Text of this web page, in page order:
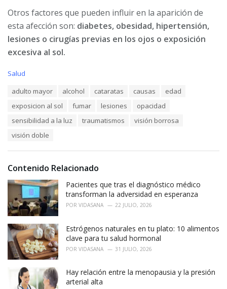
Otros factores que pueden influir en la aparición de
esta afección son: diabetes, obesidad, hipertensión,
lesiones o cirugías previas en los ojos o exposición
excesiva al sol.
C
:
Salud
adulto mayor alcohol cataratas causas
edad
exposicion al sol
fumar lesiones
opacidad
sensibilidad a la luz
traumatismos
visión borrosa
visión doble
Contenido Relacionado
Pacientes que tras el diagnóstico médico
transforman la adversidad en esperanza
POR VIDASANA 22 JULIO, 2026
Estrógenos naturales en tu plato: 10 alimentos
clave para tu salud hormonal
POR VIDASANA 31 JULIO, 2026
Hay relación entre la menopausia y la presión
arterial alta